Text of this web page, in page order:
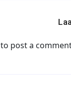
to post a